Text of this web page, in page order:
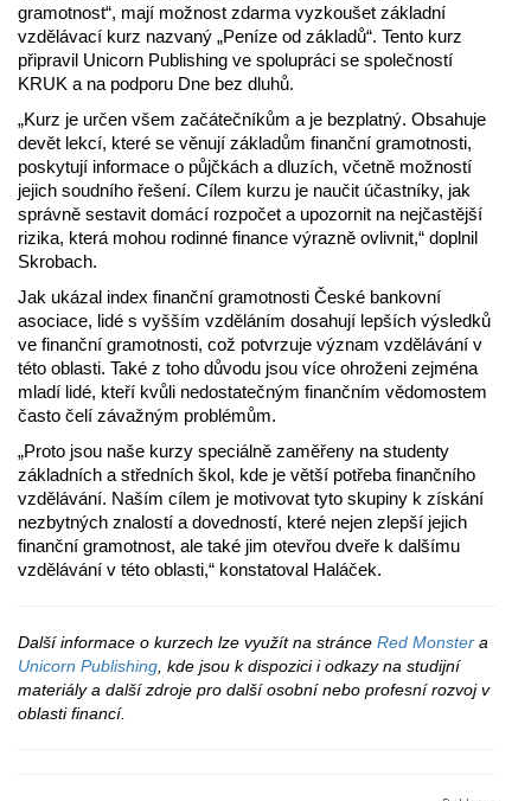
gramotnost“, mají možnost zdarma vyzkoušet základní
vzdělávací kurz nazvaný „Peníze od základů“. Tento kurz
připravil Unicorn Publishing ve spolupráci se společností
KRUK a na podporu Dne bez dluhů.
„Kurz je určen všem začátečníkům a je bezplatný. Obsahuje
devět lekcí, které se věnují základům finanční gramotnosti,
poskytují informace o půjčkách a dluzích, včetně možností
jejich soudního řešení. Cílem kurzu je naučit účastníky, jak
správně sestavit domácí rozpočet a upozornit na nejčastější
rizika, která mohou rodinné finance výrazně ovlivnit,“ doplnil
Skrobach.
Jak ukázal index finanční gramotnosti České bankovní
asociace, lidé s vyšším vzděláním dosahují lepších výsledků
ve finanční gramotnosti, což potvrzuje význam vzdělávání v
této oblasti. Také z toho důvodu jsou více ohroženi zejména
mladí lidé, kteří kvůli nedostatečným finančním vědomostem
často čelí závažným problémům.
„Proto jsou naše kurzy speciálně zaměřeny na studenty
základních a středních škol, kde je větší potřeba finančního
vzdělávání. Naším cílem je motivovat tyto skupiny k získání
nezbytných znalostí a dovedností, které nejen zlepší jejich
finanční gramotnost, ale také jim otevřou dveře k dalšímu
vzdělávání v této oblasti,“ konstatoval Haláček.
Další informace o kurzech lze využít na stránce Red Monster a
Unicorn Publishing , kde jsou k dispozici i odkazy na studijní
materiály a další zdroje pro další osobní nebo profesní rozvoj v
oblasti financí.